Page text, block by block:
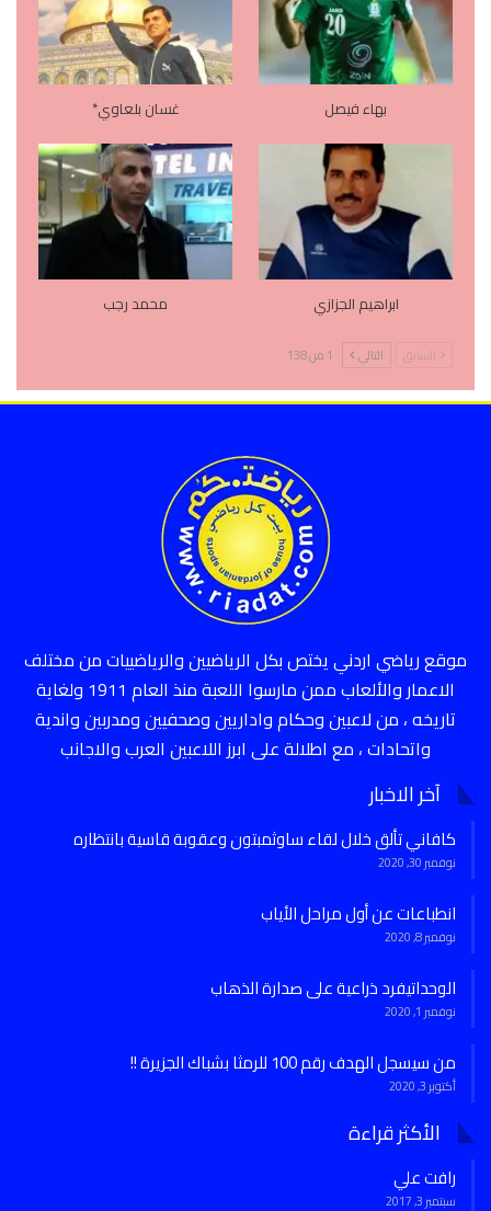
بهاء فيصل غسان بلعاوي*
ابراهيم الجزازي محمد رجب
السابق التالي 1 من 138
موقع رياضي اردني يختص بكل الرياضيين والرياضييات من مختلف
الاعمار والألعاب ممن مارسوا اللعبة منذ العام 1911 ولغاية
تاريخه ، من لاعبين وحكام واداريين وصحفيين ومدربين واندية
واتحادات ، مع اطلالة على ابرز اللاعبين العرب والاجانب
آخر الاخبار
كافاني تألق خلال لقاء ساوثمبتون وعقوبة قاسية بانتظاره
نوفمبر 30, 2020
انطباعات عن أول مراحل الأياب
نوفمبر 8, 2020
الوحداتيفرد ذراعية على صدارة الذهاب
نوفمبر 1, 2020
من سيسجل الهدف رقم 100 للرمثا بشباك الجزيرة !!
أكتوبر 3, 2020
الأكثر قراءة
رافت علي
سبتمبر 3, 2017